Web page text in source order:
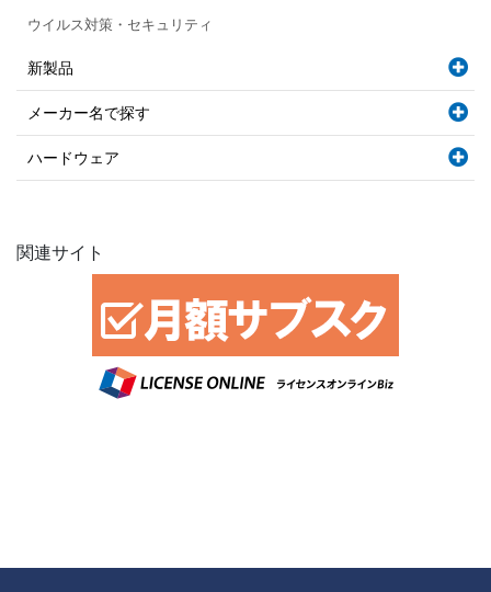
ウイルス対策・セキュリティ
新製品
メーカー名で探す
ハードウェア
関連サイト